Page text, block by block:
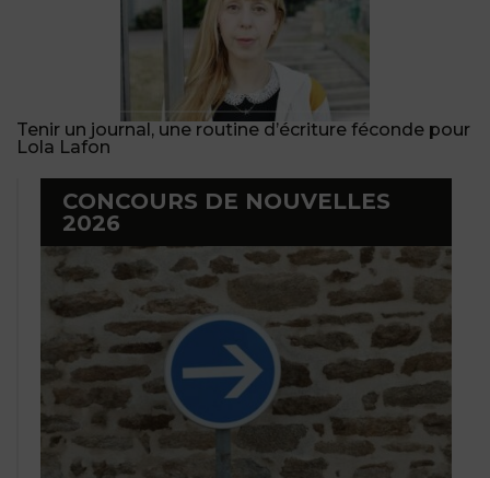
Tenir un journal, une routine d’écriture féconde pour
Lola Lafon
CONCOURS DE NOUVELLES
2026